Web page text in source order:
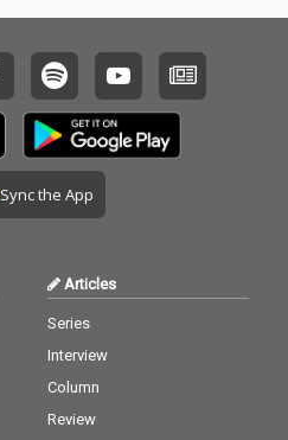
Sync the App
Articles
Series
Interview
Column
Review